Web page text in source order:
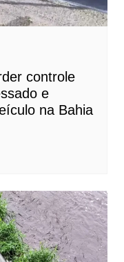
controle
e
na Bahia